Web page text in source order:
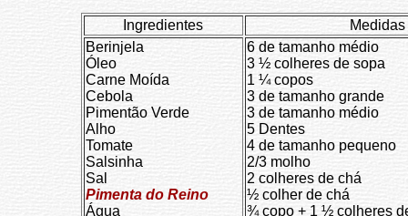
Ingredientes
Medidas
Berinjela
Óleo
Carne Moída
Cebola
Pimentão Verde
Alho
Tomate
Salsinha
Sal
Pimenta do Reino
Água
6 de tamanho médio
3 ½ colheres de sopa
1 ¼ copos
3 de tamanho grande
3 de tamanho médio
5 Dentes
4 de tamanho pequeno
2/3 molho
2 colheres de chá
½ colher de chá
¾ copo + 1 ½ colheres